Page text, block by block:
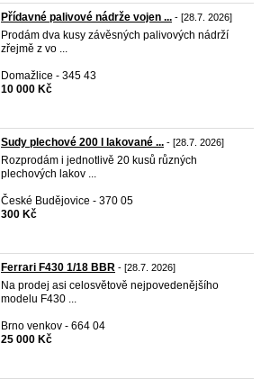
Přídavné palivové nádrže vojen ... - [28.7. 2026]
Prodám dva kusy závěsných palivových nádrží
zřejmě z vo ...
Domažlice - 345 43
10 000 Kč
Sudy plechové 200 l lakované ... - [28.7. 2026]
Rozprodám i jednotlivě 20 kusů různých
plechových lakov ...
České Budějovice - 370 05
300 Kč
Ferrari F430 1/18 BBR - [28.7. 2026]
Na prodej asi celosvětově nejpovedenějšího
modelu F430 ...
Brno venkov - 664 04
25 000 Kč